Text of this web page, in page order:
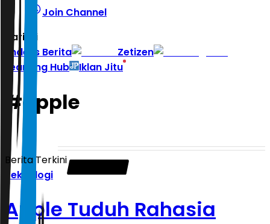
Join Channel
Hari ini
Indeks Berita
Zetizen
Learning Hub
Iklan Jitu
#apple
Berita Terkini
Teknologi
Apple Tuduh Rahasia